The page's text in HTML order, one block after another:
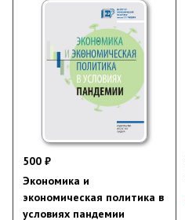
500 ₽
Экономика и
экономическая политика в
условиях пандемии